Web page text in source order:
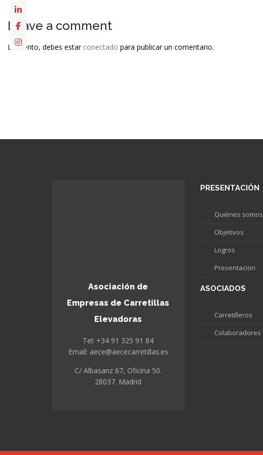
Leave a comment
Lo siento, debes estar conectado para publicar un comentario.
Asociación de
Empresas de Carretillas
Elevadoras
Tel: +34 91 325 91 84
Email: aece@aececarretillas.es
C/ Albasanz 67, Oficina 50.
28037. Madrid
PRESENTACIÓN
Quiénes somos
Objetivos
Logros
Presentacion
ASOCIADOS
Carretilleros
Colaboradores